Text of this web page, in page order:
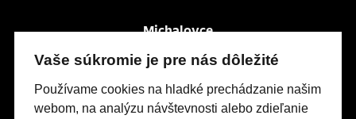
Michalovce
Vaše súkromie je pre nás dôležité
Používame cookies na hladké prechádzanie našim
webom, na analýzu návštevnosti alebo zdieľanie